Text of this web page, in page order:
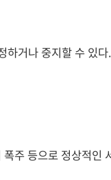
하거나 중지할 수 있다.
등으로 정상적인